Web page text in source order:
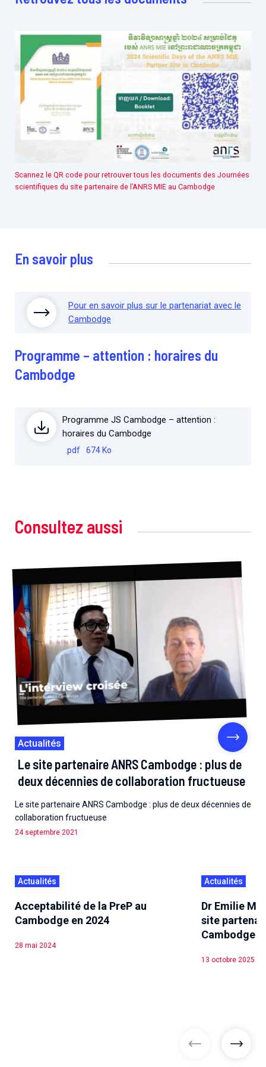
Scannez le QR code pour retrouver tous les documents des Journées
scientifiques du site partenaire de l’ANRS MIE au Cambodge
En savoir plus
Pour en savoir plus sur le partenariat avec le
Cambodge
Programme – attention : horaires du
Cambodge
Programme JS Cambodge – attention :
horaires du Cambodge
.pdf 674 Ko
Consultez aussi
Actualités
Le site partenaire ANRS Cambodge : plus de
deux décennies de collaboration fructueuse
Le site partenaire ANRS Cambodge : plus de deux décennies de
collaboration fructueuse
24 septembre 2021
Actualités
Acceptabilité de la PreP au
Cambodge en 2024
28 mai 2024
Actualités
Dr Emilie
site
Cambodge
13 octobre 2025